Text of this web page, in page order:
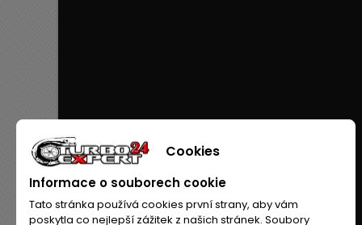
Cookies
Informace o souborech cookie
Tato stránka používá cookies první strany, aby vám
poskytla co nejlepší zážitek z našich stránek. Soubory